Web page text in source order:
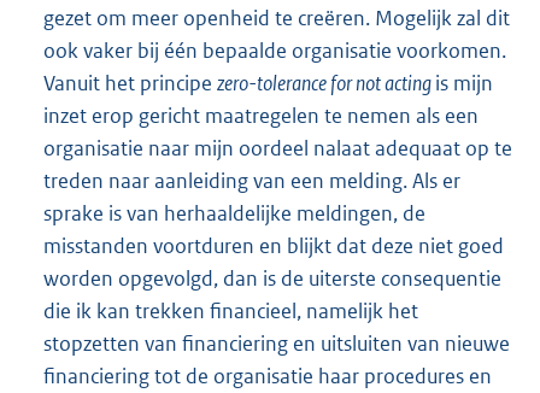
gezet om meer openheid te creëren. Mogelijk zal dit
ook vaker bij één bepaalde organisatie voorkomen.
Vanuit het principe zero-tolerance for not actingis mijn
inzet erop gericht maatregelen te nemen als een
organisatie naar mijn oordeel nalaat adequaat op te
treden naar aanleiding van een melding. Als er
sprake is van herhaaldelijke meldingen, de
misstanden voortduren en blijkt dat deze niet goed
worden opgevolgd, dan is de uiterste consequentie
die ik kan trekken financieel, namelijk het
stopzetten van financiering en uitsluiten van nieuwe
financiering tot de organisatie haar procedures en